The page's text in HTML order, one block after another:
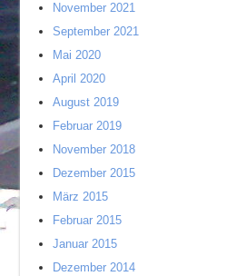
November 2021
September 2021
Mai 2020
April 2020
August 2019
Februar 2019
November 2018
Dezember 2015
März 2015
Februar 2015
Januar 2015
Dezember 2014